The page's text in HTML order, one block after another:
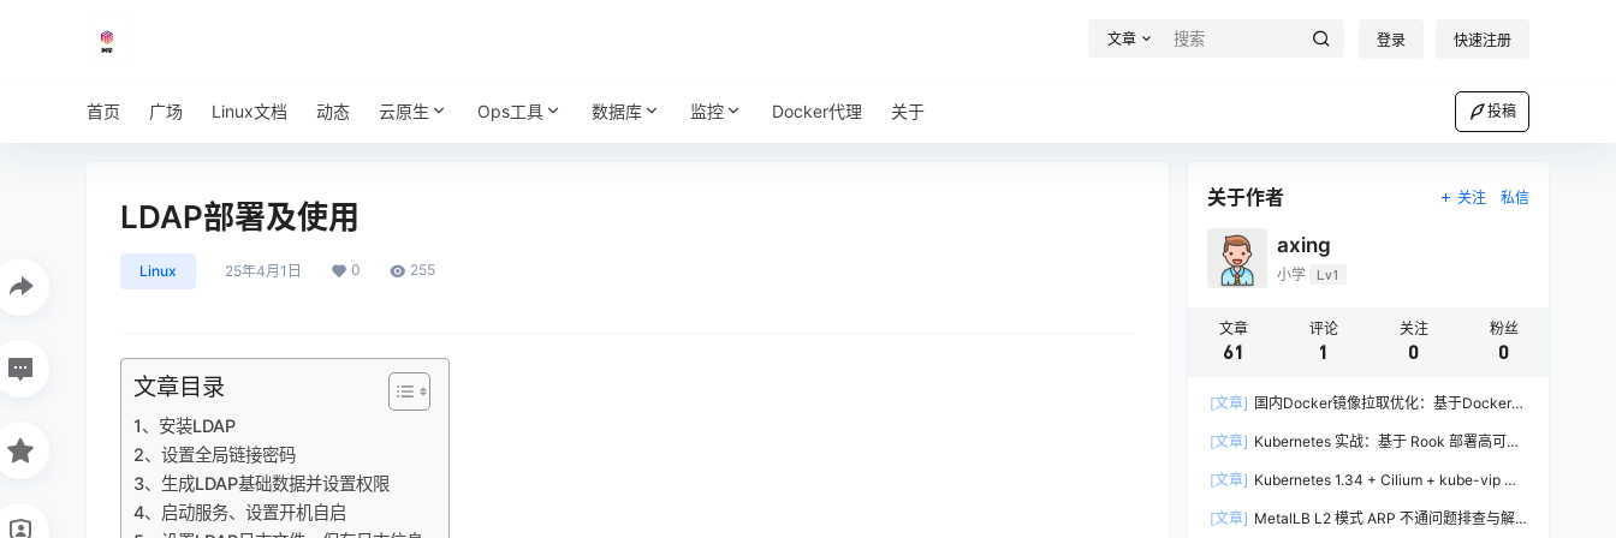
文章 登录 快速注册
首页 广场 Linux文档 动态 云原生 Ops工具 数据库 监控 Docker代理 关于 投稿
LDAP部署及使用
Linux 25年4月1日 0 255
文章目录
1、安装LDAP
2、设置全局链接密码
3、生成LDAP基础数据并设置权限
4、启动服务、设置开机自启
关于作者 关注 私信
axing
小学 Lv1
文章
61
评论
1
关注
0
粉丝
0
[文章] 国内Docker镜像拉取优化：基于Docker-
[文章] Kubernetes 实战：基于 Rook 部署高可用
[文章] Kubernetes 1.34 + Cilium + kube-vip 高
[文章] MetalLB L2 模式 ARP 不通问题排查与解